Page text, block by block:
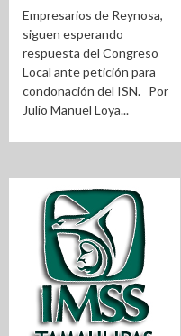
Empresarios de Reynosa,
siguen esperando
respuesta del Congreso
Local ante petición para
condonación del ISN. Por
Julio Manuel Loya...